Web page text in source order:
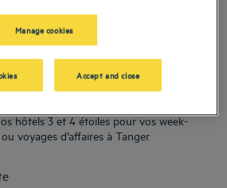
hôtels 3 et 4 étoiles pour vos week-
voyages d’affaires à Tanger
Manage cookies
Accept and close